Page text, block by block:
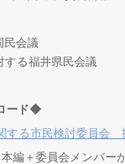
民会議
する福井県民会議
ード◆
する市民検討委員会
編＋委員会メンバー